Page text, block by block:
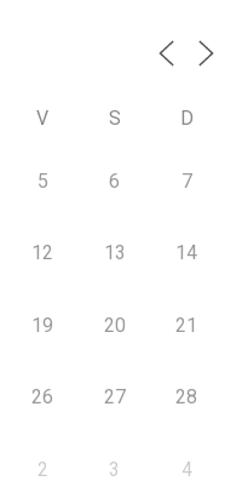
V S D
5 6 7
12 13 14
19 20 21
26 27 28
2 3 4